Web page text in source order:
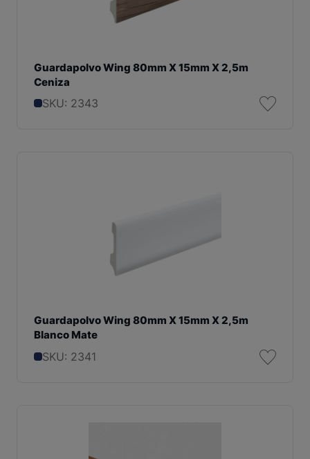
Guardapolvo Wing 80mm X 15mm X 2,5m
Ceniza
SKU: 2343
Guardapolvo Wing 80mm X 15mm X 2,5m
Blanco Mate
SKU: 2341